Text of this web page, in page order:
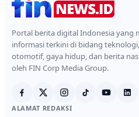
Portal berita digital Indonesia yang
informasi terkini di bidang
otomotif, gaya hidup, dan berita
oleh FIN Corp Media Group.
ALAMAT REDAKSI